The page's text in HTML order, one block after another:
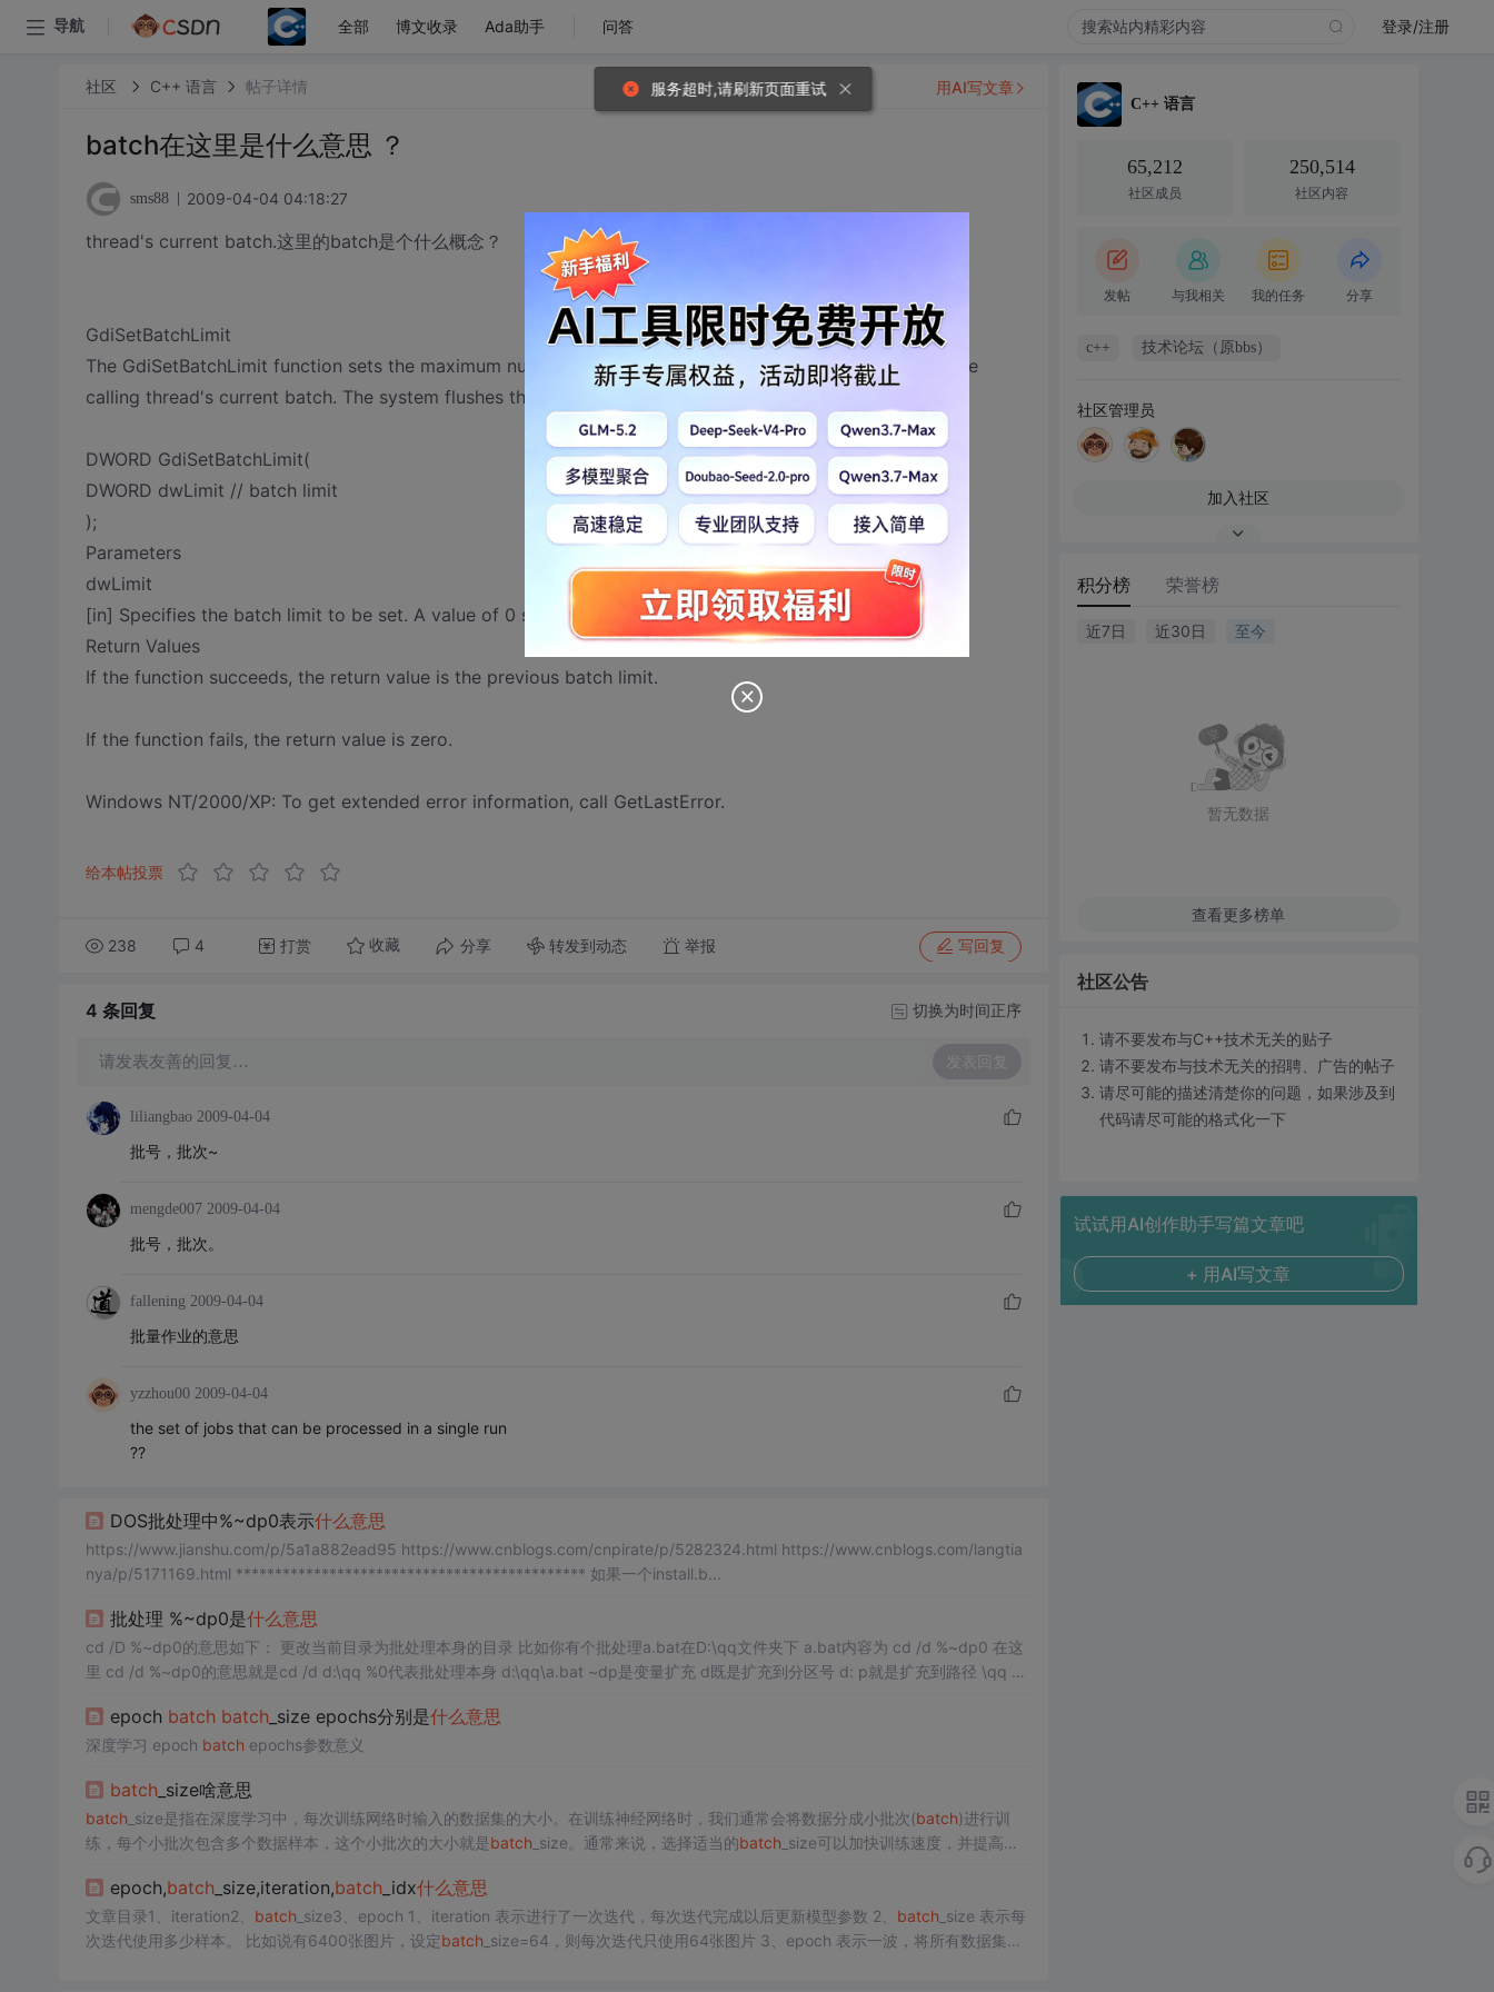
导航 全部 博文收录 Ada助手 问答 登录/注册
社区 C++ 语言 帖子详情
batch在这里是什么意思 ？
sms88 2009-04-04 04:18:27
thread's current batch.这里的batch是个什么概念？
GdiSetBatchLimit
The GdiSetBatchLimit function sets the maximum number of function calls that can be accumulated in the
calling thread's current batch. The system flushes the current batch whenever this limit is exceeded.
DWORD GdiSetBatchLimit(
DWORD dwLimit // batch limit
);
Parameters
dwLimit
[in] Specifies the batch limit to be set. A value of 0 sets the default limit. A value of 1 disables batching.
Return Values
If the function succeeds, the return value is the previous batch limit.
If the function fails, the return value is zero.
Windows NT/2000/XP: To get extended error information, call GetLastError.
给本帖投票
238 4 打赏 收藏 分享 转发到动态 举报 写回复
用AI写文章
4 条回复 切换为时间正序
请发表友善的回复… 发表回复
liliangbao 2009-04-04
批号，批次~
mengde007 2009-04-04
批号，批次。
fallening 2009-04-04
批量作业的意思
yzzhou00 2009-04-04
the set of jobs that can be processed in a single run
??
DOS批处理中%~dp0表示什么意思
https://www.jianshu.com/p/5a1a882ead95 https://www.cnblogs.com/cnpirate/p/5282324.html https://www.cnblogs.com/langtia
nya/p/5171169.html ********************************************* 如果一个install.b...
批处理 %~dp0是什么意思
cd /D %~dp0的意思如下： 更改当前目录为批处理本身的目录 比如你有个批处理a.bat在D:\qq文件夹下 a.bat内容为 cd /d %~dp0 在这
里 cd /d %~dp0的意思就是cd /d d:\qq %0代表批处理本身 d:\qq\a.bat ~dp是变量扩充 d既是扩充到分区号 d: p就是扩充到路径 \qq d
epoch batch batch _size epochs分别是什么意思
深度学习 epoch batch epochs参数意义
batch _size啥意思
batch _size是指在深度学习中，每次训练网络时输入的数据集的大小。在训练神经网络时，我们通常会将数据分成小批次(batch)进行训
练，每个小批次包含多个数据样本，这个小批次的大小就是batch _size。通常来说，选择适当的batch _size可以加快训练速度，并提高训
epoch,batch _size,iteration,batch _idx什么意思
文章目录1、iteration2、 batch _size3、epoch 1、iteration 表示进行了一次迭代，每次迭代完成以后更新模型参数 2、 batch _size 表示每
次迭代使用多少样本。 比如说有6400张图片，设定batch _size=64，则每次迭代只使用64张图片 3、epoch 表示一波，将所有数据集训
C++ 语言
65,212
社区成员
250,514
社区内容
发帖 与我相关 我的任务 分享
c++ 技术论坛（原bbs）
社区管理员
加入社区
积分榜 荣誉榜
近7日 近30日 至今
暂无数据
查看更多榜单
社区公告
请不要发布与C++技术无关的贴子
请不要发布与技术无关的招聘、广告的帖子
请尽可能的描述清楚你的问题，如果涉及到
代码请尽可能的格式化一下
试试用AI创作助手写篇文章吧
+ 用AI写文章
服务超时,请刷新页面重试